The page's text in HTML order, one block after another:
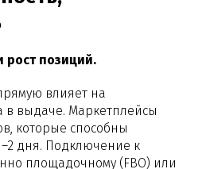
рост позиций.
влияет на
в выдаче. Маркетплейсы
которые способны
дня. Подключение к
площадочному (FBO) или